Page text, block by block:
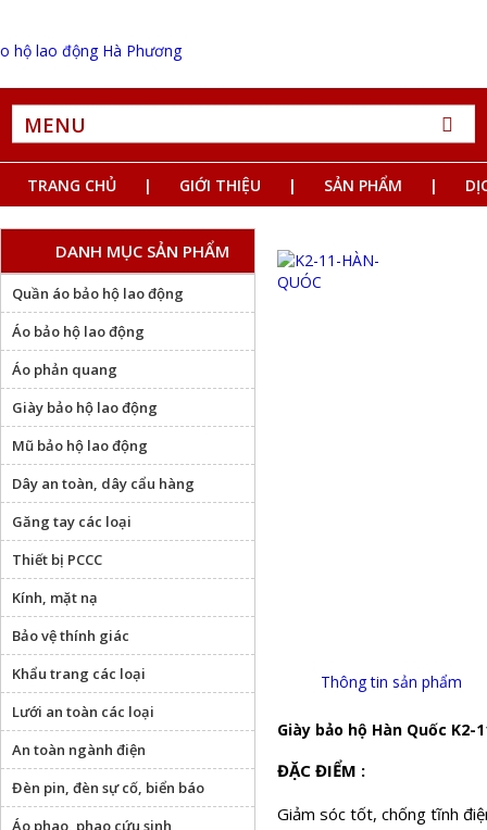
MENU
TRANG CHỦ GIỚI THIỆU SẢN PHẨM
Thông tin sản phẩm
Giày bảo hộ Hàn Quốc K2-
ĐẶC ĐIỂM :
Giảm sóc tốt, chống tĩnh
DANH MỤC SẢN PHẨM
Quần áo bảo hộ lao động
Áo bảo hộ lao động
Áo phản quang
Giày bảo hộ lao động
Mũ bảo hộ lao động
Dây an toàn, dây cẩu hàng
Găng tay các loại
Thiết bị PCCC
Kính, mặt nạ
Bảo vệ thính giác
Khẩu trang các loại
Lưới an toàn các loại
An toàn ngành điện
Đèn pin, đèn sự cố, biển báo
Áo phao, phao cứu sinh